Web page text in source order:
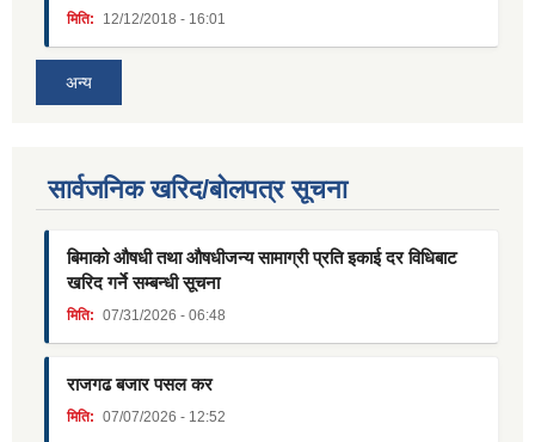
मिति: 12/12/2018 - 16:01
अन्य
सार्वजनिक खरिद/बोलपत्र सूचना
बिमाको औषधी तथा औषधीजन्य सामाग्री प्रति इकाई दर विधिबाट
खरिद गर्ने सम्बन्धी सूचना
मिति: 07/31/2026 - 06:48
राजगढ बजार पसल कर
मिति: 07/07/2026 - 12:52